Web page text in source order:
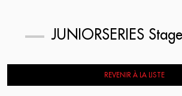
JUNIORSERIES
REVENIR À LA LISTE